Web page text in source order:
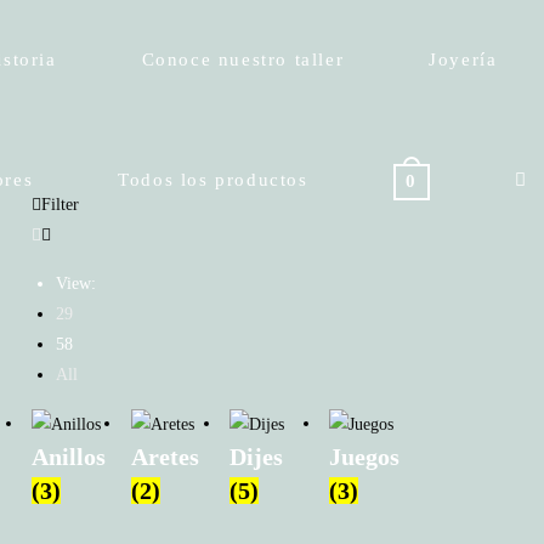
Conoce nuestro taller Joyería
Todos los productos 0
Filter
View:
29
58
All
Anillos
(3)
Aretes
(2)
Dijes
(5)
Juegos
(3)